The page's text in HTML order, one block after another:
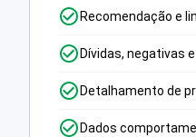
Recomendação e
Dívidas, negativas
Detalhamento de
Dados